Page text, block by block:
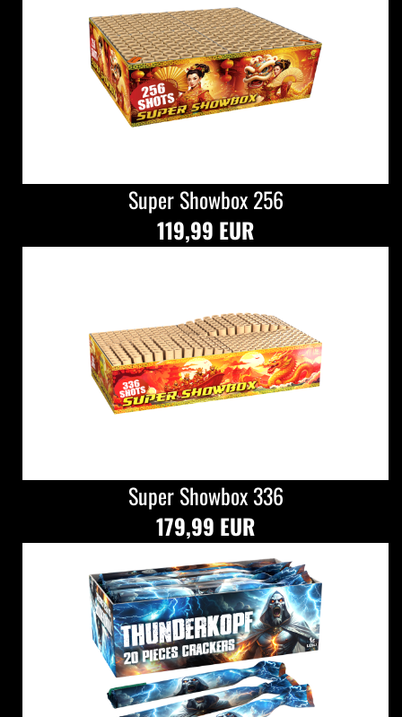
Super Showbox 256
119,99 EUR
Super Showbox 336
179,99 EUR